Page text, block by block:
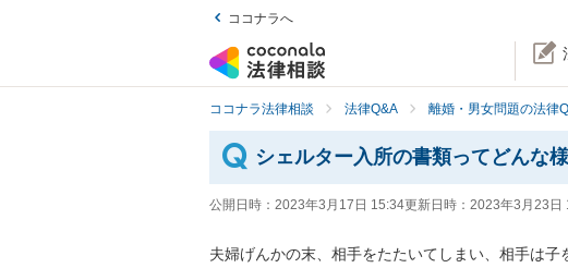
ココナラへ
ココナラ法律相談 法律Q&A 離婚・男女問題の法律
シェルター入所の書類ってどんな
公開日時： 2023年3月17日 15:34更新日時： 2023年3月23日
夫婦げんかの末、相手をたたいてしまい、相手は子